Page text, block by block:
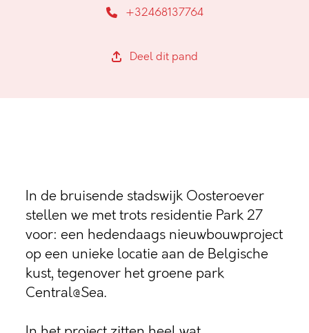
+32468137764
Deel dit pand
In de bruisende stadswijk Oosteroever
stellen we met trots residentie Park 27
voor: een hedendaags nieuwbouwproject
op een unieke locatie aan de Belgische
kust, tegenover het groene park
Central@Sea.